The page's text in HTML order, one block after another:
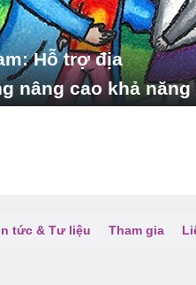
Hỗ trợ địa
nâng cao khả năng
tức & Tư liệu Tham gia